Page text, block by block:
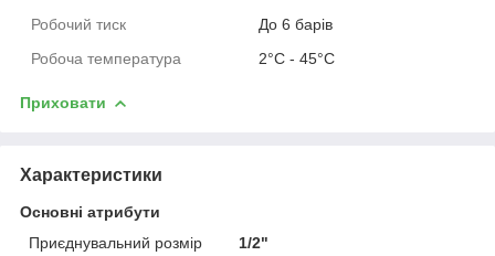
Робочий тиск
До 6 барів
Робоча температура
2°С - 45°С
Приховати
Характеристики
Основні атрибути
Приєднувальний розмір
1/2"